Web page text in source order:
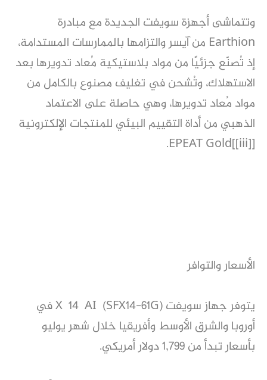
وتتماشى أجهزة سويفت الجديدة مع مبادرة
Earthion من آيسر والتزامها بالممارسات المستدامة،
إذ تُصنّع جزئيًا من مواد بلاستيكية مُعاد تدويرها بعد
الاستهلاك، وتُشحن في تغليف مصنوع بالكامل من
مواد مُعاد تدويرها، وهي حاصلة على الاعتماد
الذهبي من أداة التقييم البيئي للمنتجات الإلكترونية
EPEAT Gold[[iii]].
الأسعار والتوافر
يتوفر جهاز سويفت X 14 AI (SFX14-61G) في
أوروبا والشرق الأوسط وأفريقيا خلال شهر يوليو
بأسعار تبدأ من 1,799 دولار أمريكي.